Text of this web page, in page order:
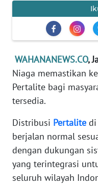
WAHANANEWS.CO,
Niaga memastikan
Pertalite bagi
tersedia.
Distribusi Pertalite di
berjalan normal
dengan dukungan
yang terintegrasi
seluruh wilayah
INDEKS
BERITA
KONTAK
INFO
IKLAN
TENTANG
KAMI